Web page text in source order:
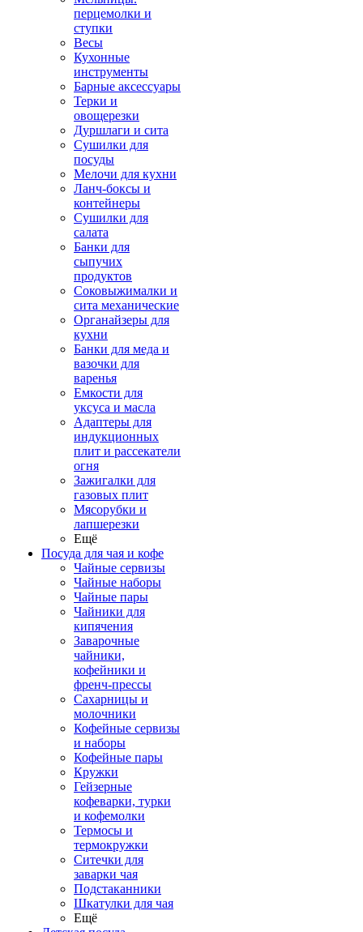
перцемолки и
ступки
Весы
Кухонные
инструменты
Барные аксессуары
Терки и
овощерезки
Дуршлаги и сита
Сушилки для
посуды
Мелочи для кухни
Ланч-боксы и
контейнеры
Сушилки для
салата
Банки для
сыпучих
продуктов
Соковыжималки и
сита механические
Органайзеры для
кухни
Банки для меда и
вазочки для
варенья
Емкости для
уксуса и масла
Адаптеры для
индукционных
плит и рассекатели
огня
Зажигалки для
газовых плит
Мясорубки и
лапшерезки
Ещё
Посуда для чая и кофе
Чайные сервизы
Чайные наборы
Чайные пары
Чайники для
кипячения
Заварочные
чайники,
кофейники и
френч-прессы
Сахарницы и
молочники
Кофейные сервизы
и наборы
Кофейные пары
Кружки
Гейзерные
кофеварки, турки
и кофемолки
Термосы и
термокружки
Ситечки для
заварки чая
Подстаканники
Шкатулки для чая
Ещё